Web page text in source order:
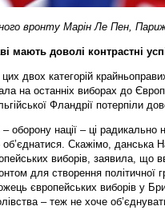
вронту Марін Ле Пен,
мають доволі контрастні
двох категорій
на останніх виборах до
Фландрії потерпіли
нації – ці радикально
Скажімо, данська
виборів, заявила, що
для створення політичної
європейських виборів у
– теж не хоче